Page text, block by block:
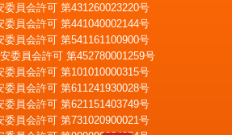
委員会許可 第431260023220号
委員会許可 第441040002144号
委員会許可 第541161100900号
委員会許可 第452780001259号
委員会許可 第101010000315号
委員会許可 第611241930028号
委員会許可 第621151403749号
委員会許可 第731020900021号